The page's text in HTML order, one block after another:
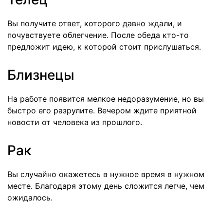
Вы получите ответ, которого давно ждали, и
почувствуете облегчение. После обеда кто-то
предложит идею, к которой стоит прислушаться.
Близнецы
На работе появится мелкое недоразумение, но вы
быстро его разрулите. Вечером ждите приятной
новости от человека из прошлого.
Рак
Вы случайно окажетесь в нужное время в нужном
месте. Благодаря этому день сложится легче, чем
ожидалось.